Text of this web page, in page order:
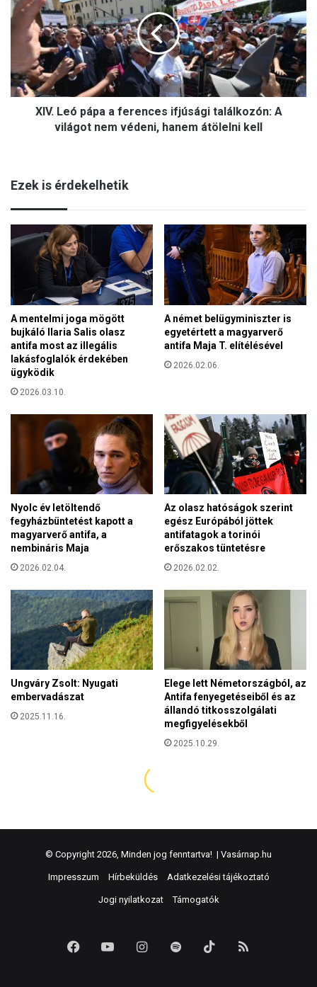
© Copyright 2026, Minden jog fenntartva! | Vasárnap.hu
Impresszum Hírbeküldés Adatkezelési tájékoztató
Jogi nyilatkozat Támogatók
FacebookYouTubeInstagram
Spotify TikTok